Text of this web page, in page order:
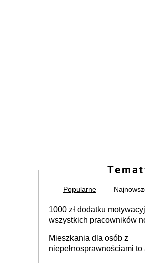
Popularne
1000 zł dodatku
wszystkich pracowników
Mieszkania dla osób z
niepełnosprawnościami